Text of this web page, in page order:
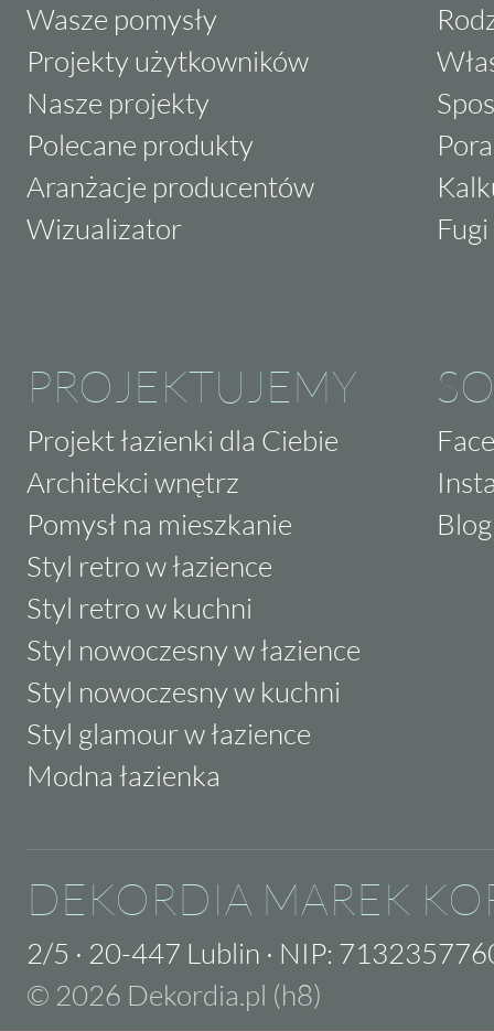
Wasze pomysły
Projekty użytkowników
Nasze projekty
Polecane produkty
Aranżacje producentów
Wizualizator
PROJEKTUJEMY
Projekt łazienki dla Ciebie
Architekci wnętrz
Pomysł na mieszkanie
Styl retro w łazience
Styl retro w kuchni
Styl nowoczesny w łazience
Styl nowoczesny w kuchni
Styl glamour w łazience
Modna łazienka
Blog
DEKORDIA MAREK
2/5 · 20-447 Lublin · NIP:
© 2026 Dekordia.pl (h8)